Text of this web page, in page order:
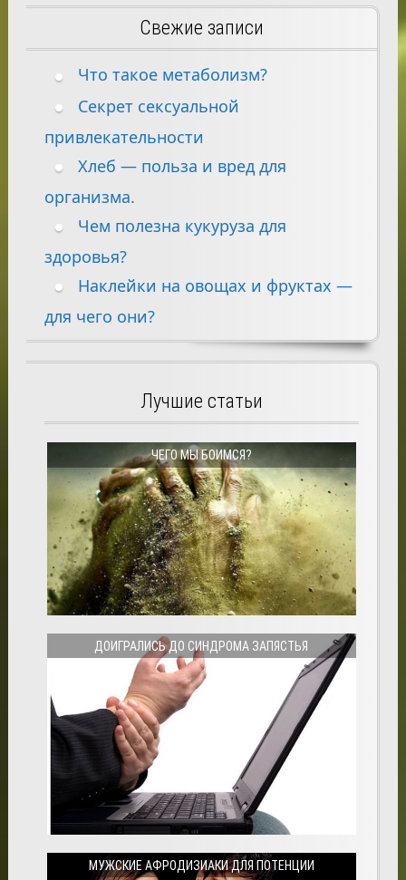
Свежие записи
Что такое метаболизм?
Секрет сексуальной
привлекательности
Хлеб — польза и вред для
организма.
Чем полезна кукуруза для
здоровья?
Наклейки на овощах и фруктах —
для чего они?
Лучшие статьи
ЧЕГО МЫ БОИМСЯ?
ДОИГРАЛИСЬ ДО СИНДРОМА ЗАПЯСТЬЯ
МУЖСКИЕ АФРОДИЗИАКИ ДЛЯ ПОТЕНЦИИ